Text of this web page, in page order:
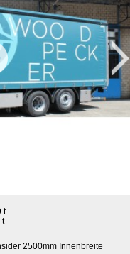
t
t
2500mm Innenbreite